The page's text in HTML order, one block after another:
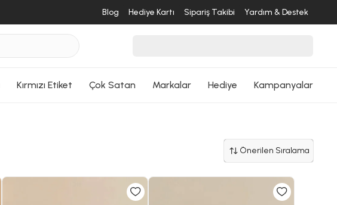
Blog Hediye Kartı Sipariş Takibi Yardım & Destek
Kırmızı Etiket Çok Satan Markalar Hediye Kampanyalar
Önerilen Sıralama